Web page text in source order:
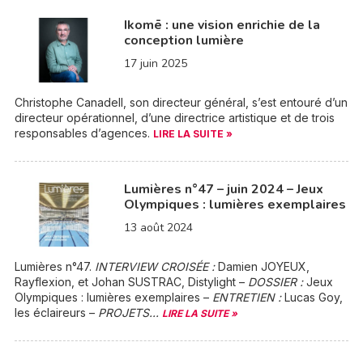
Ikomē : une vision enrichie de la
conception lumière
17 juin 2025
Christophe Canadell, son directeur général, s’est entouré d’un
directeur opérationnel, d’une directrice artistique et de trois
responsables d’agences. LIRE LA SUITE »
Lumières n°47 – juin 2024 – Jeux
Olympiques : lumières exemplaires
13 août 2024
Lumières n°47. INTERVIEW CROISÉE :Damien JOYEUX,
Rayflexion, et Johan SUSTRAC, Distylight – DOSSIER :Jeux
Olympiques : lumières exemplaires – ENTRETIEN :Lucas Goy,
les éclaireurs – PROJETS... LIRE LA SUITE »